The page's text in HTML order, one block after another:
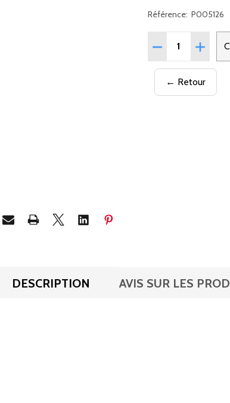
Référence: P005126
Quantité:
RÉDUIRE LA
← Retour
DESCRIPTION AVIS SUR LES